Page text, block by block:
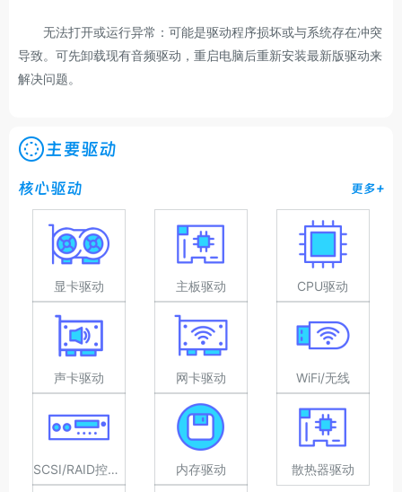
无法打开或运行异常：可能是驱动程序损坏或与系统存在冲突
导致。可先卸载现有音频驱动，重启电脑后重新安装最新版驱动来
解决问题。
主要驱动
核心驱动 更多+
显卡驱动 主板驱动 CPU驱动
声卡驱动 网卡驱动 WiFi/无线
SCSI/RAID控制器驱动 内存驱动 散热器驱动